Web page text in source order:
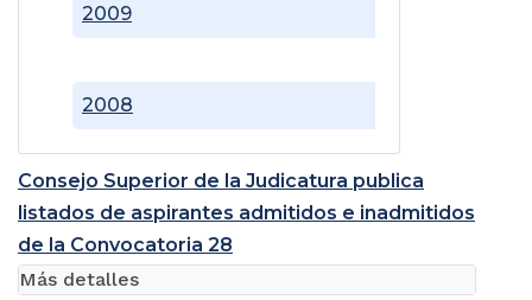
2008
2009
Consejo Superior de la Judicatura publica
listados de aspirantes admitidos e inadmitidos
de la Convocatoria 28
Más detalles